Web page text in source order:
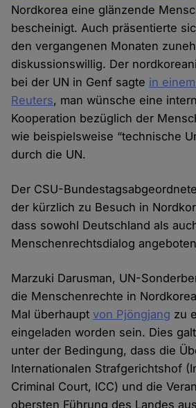
Nordkorea eine glänzende
bescheinigt. Auch präsentierte
den vergangenen Monaten
diskussionswillig. Der
bei der UN in Genf sagte in
Reuters, man wünsche eine
Kooperation bezüglich der
wie beispielsweise “technische
durch die UN.
Der CSU-
der kürzlich zu Besuch in
dass sowohl Deutschland als
Menschenrechtsdialog
Marzuki Darusman, UN-
die Menschenrechte in
Mal überhauptvon Pjöngjang zu
eingeladen worden sein. Dies
unter der Bedingung, dass die
Internationalen Strafgerichtshof
Criminal Court, ICC) und die
obersten Führung des Landes